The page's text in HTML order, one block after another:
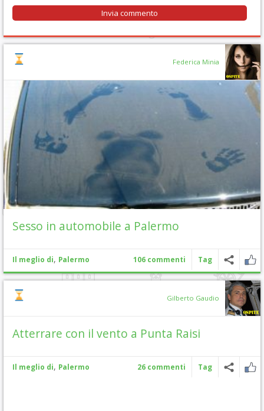
Federica Minia
Sesso in automobile a Palermo
Il meglio di, Palermo 106 commenti Tag
Gilberto Gaudio
Atterrare con il vento a Punta Raisi
Il meglio di, Palermo 26 commenti Tag